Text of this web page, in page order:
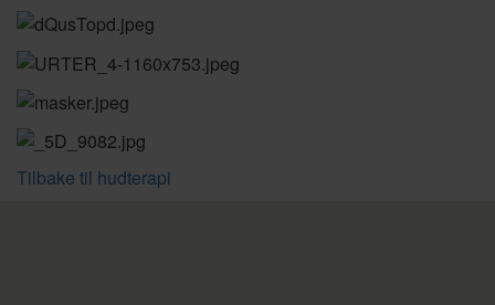
Tilbake til hudterapi